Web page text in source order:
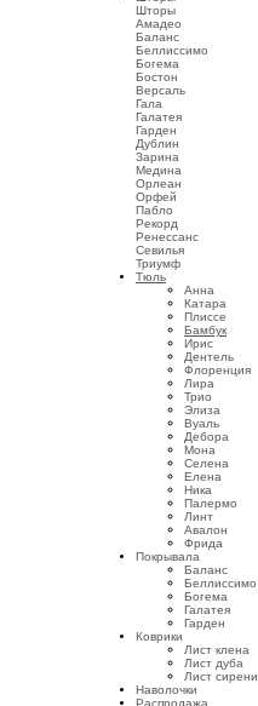
Шторы
Амадео
Баланс
Беллиссимо
Богема
Бостон
Версаль
Гала
Галатея
Гарден
Дублин
Зарина
Медина
Орлеан
Орфей
Пабло
Рекорд
Ренессанс
Севилья
Триумф
Тюль
Анна
Катара
Плиссе
Бамбук
Ирис
Дентель
Флоренция
Лира
Трио
Элиза
Вуаль
Дебора
Мона
Селена
Елена
Ника
Палермо
Линт
Авалон
Фрида
Покрывала
Баланс
Беллиссимо
Богема
Галатея
Гарден
Коврики
Лист клена
Лист дуба
Лист сирени
Наволочки
Распродажа